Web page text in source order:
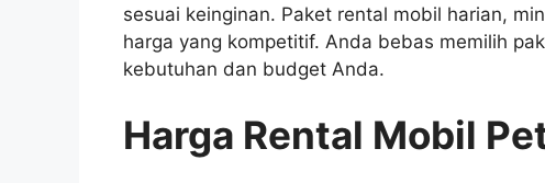
sesuai keinginan. Paket rental mobil harian,
harga yang kompetitif. Anda bebas memilih
kebutuhan dan budget Anda.
Harga Rental Mobil